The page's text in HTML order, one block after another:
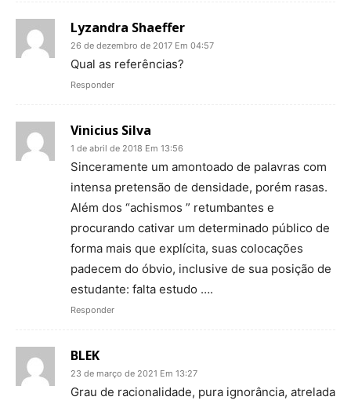
Lyzandra Shaeffer
26 de dezembro de 2017 Em 04:57
Qual as referências?
Responder
Vinicius Silva
1 de abril de 2018 Em 13:56
Sinceramente um amontoado de palavras com
intensa pretensão de densidade, porém rasas.
Além dos “achismos ” retumbantes e
procurando cativar um determinado público de
forma mais que explícita, suas colocações
padecem do óbvio, inclusive de sua posição de
estudante: falta estudo ….
Responder
BLEK
23 de março de 2021 Em 13:27
Grau de racionalidade, pura ignorância, atrelada